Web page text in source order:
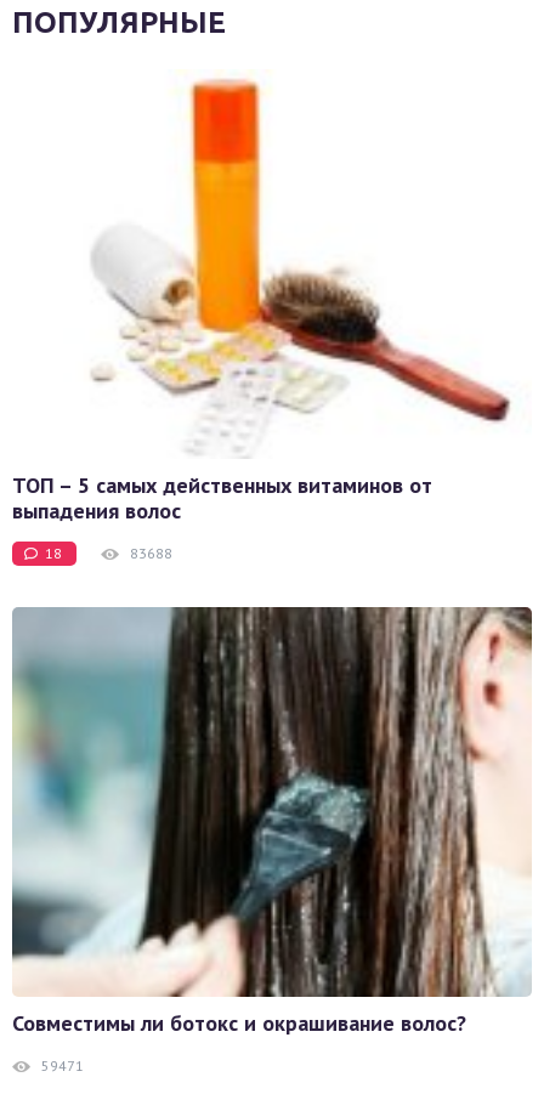
ПОПУЛЯРНЫЕ
ТОП – 5 самых действенных витаминов от
выпадения волос
18 83688
Совместимы ли ботокс и окрашивание волос?
59471